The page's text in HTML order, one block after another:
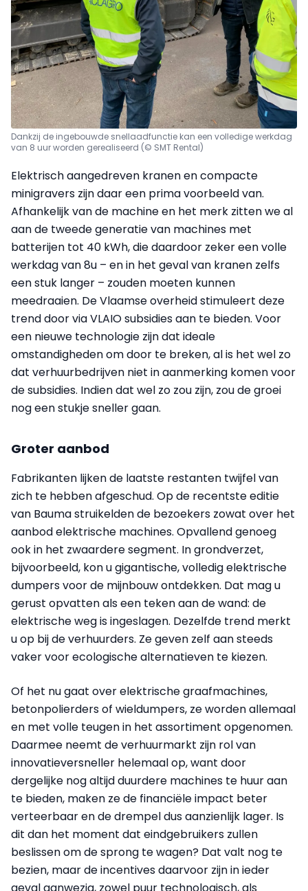
Dankzij de ingebouwde snellaadfunctie kan een volledige werkdag
van 8 uur worden gerealiseerd (© SMT Rental)
Elektrisch aangedreven kranen en compacte
minigravers zijn daar een prima voorbeeld van.
Afhankelijk van de machine en het merk zitten we al
aan de tweede generatie van machines met
batterijen tot 40 kWh, die daardoor zeker een volle
werkdag van 8u – en in het geval van kranen zelfs
een stuk langer – zouden moeten kunnen
meedraaien. De Vlaamse overheid stimuleert deze
trend door via VLAIO subsidies aan te bieden. Voor
een nieuwe technologie zijn dat ideale
omstandigheden om door te breken, al is het wel zo
dat verhuurbedrijven niet in aanmerking komen voor
de subsidies. Indien dat wel zo zou zijn, zou de groei
nog een stukje sneller gaan.
Groter aanbod
Fabrikanten lijken de laatste restanten twijfel van
zich te hebben afgeschud. Op de recentste editie
van Bauma struikelden de bezoekers zowat over het
aanbod elektrische machines. Opvallend genoeg
ook in het zwaardere segment. In grondverzet,
bijvoorbeeld, kon u gigantische, volledig elektrische
dumpers voor de mijnbouw ontdekken. Dat mag u
gerust opvatten als een teken aan de wand: de
elektrische weg is ingeslagen. Dezelfde trend merkt
u op bij de verhuurders. Ze geven zelf aan steeds
vaker voor ecologische alternatieven te kiezen.
Of het nu gaat over elektrische graafmachines,
betonpolierders of wieldumpers, ze worden allemaal
en met volle teugen in het assortiment opgenomen.
Daarmee neemt de verhuurmarkt zijn rol van
innovatieversneller helemaal op, want door
dergelijke nog altijd duurdere machines te huur aan
te bieden, maken ze de financiële impact beter
verteerbaar en de drempel dus aanzienlijk lager. Is
dit dan het moment dat eindgebruikers zullen
beslissen om de sprong te wagen? Dat valt nog te
bezien, maar de incentives daarvoor zijn in ieder
geval aanwezig, zowel puur technologisch, als